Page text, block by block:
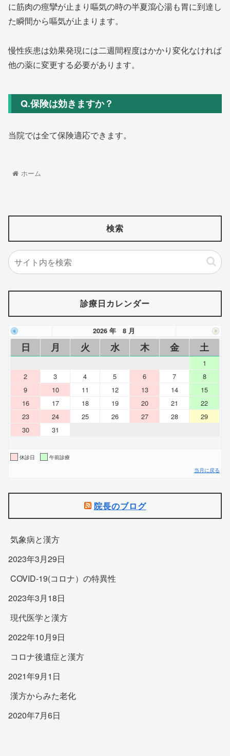
に筋肉の痙攣が止まり嘔気の時の半夏瀉心湯も胃に到達し
た瞬間から嘔気が止まります。
慢性疾患は効果発現には二週間程度はかかり変化なければ
他の薬に変更する必要があります。
Q.保険は効きますか？
当院では全て保険適応できます。
ホーム
検索
診療日カレンダー
2026 年 8 月
日 月 火 水 木 金 土
1
2
3 4 5 6 7
8
9
10 11 12 13 14
15
16
17 18 19 20 21
22
23
24 25 26 27 28
29
30
31
休診日
午前診療
当月に戻る
院長のブログ
気象病と漢方
2023年3月29日
COVID-19(コロナ）の特異性
2023年3月18日
現代医学と漢方
2022年10月9日
コロナ後遺症と漢方
2021年9月1日
漢方からみた老化
2020年7月6日